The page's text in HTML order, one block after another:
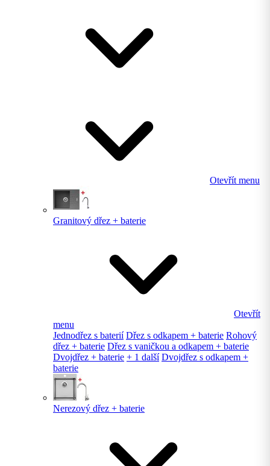
Otevřít menu
Granitový dřez + baterie
Otevřít
menu
Jednodřez s baterií Dřez s odkapem + baterie Rohový
dřez + baterie Dřez s vaničkou a odkapem + baterie
Dvojdřez + baterie + 1 další Dvojdřez s odkapem +
baterie
Nerezový dřez + baterie